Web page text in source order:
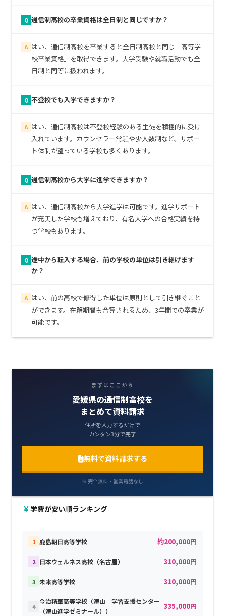
Q 通信制高校の卒業資格は全日制と同じですか？
A はい、通信制高校を卒業すると全日制高校と同じ「高等学
校卒業資格」を取得できます。大学受験や就職活動でも全
日制と同等に扱われます。
Q 不登校でも入学できますか？
A はい、通信制高校は不登校経験のある生徒を積極的に受け
入れています。カウンセラー常駐や少人数制など、サポー
ト体制が整っている学校も多くあります。
Q 通信制高校から大学に進学できますか？
A はい、通信制高校から大学進学は可能です。進学サポート
が充実した学校も増えており、有名大学への合格実績を持
つ学校もあります。
Q 途中から転入する場合、前の学校の単位は引き継げます
か？
A はい、前の高校で修得した単位は原則として引き継ぐこと
ができます。在籍期間も合算されるため、3年間での卒業が
可能です。
まずはここから
愛媛県の通信制高校を
まとめて資料請求
住所を入力するだけで
カンタン3分で完了
無料で資料請求する
※ 完全無料・営業電話なし
学費が安い順ランキング
1 鹿島朝日高等学校 約200,000円
2 日本ウェルネス高校（名古屋） 310,000円
3 未来高等学校 310,000円
4
今治精華高等学校（津山 学習支援センター
（津山進学ゼミナール））
335,000円